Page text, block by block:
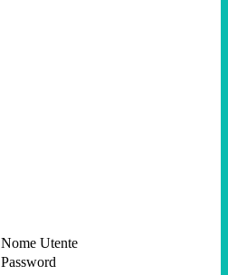
Nome Utente
Password